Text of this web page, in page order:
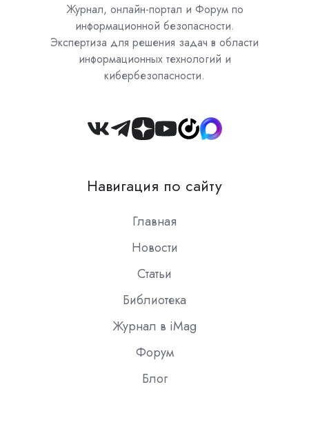
Журнал, онлайн-портал и Форум по
информационной безопасности.
Экспертиза для решения задач в области
информационных технологий и
кибербезопасности.
Join
Slack
Навигация по сайту
Главная
Новости
Статьи
Библиотека
Журнал в iMag
Форум
Блог